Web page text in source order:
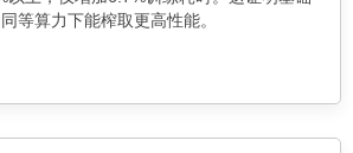
等算力下能榨取更高性能。